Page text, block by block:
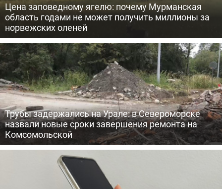
Цена заповедному ягелю: почему Мурманская
область годами не может получить миллионы за
норвежских оленей
Трубы задержались на Урале: в Североморске
назвали новые сроки завершения ремонта на
Комсомольской